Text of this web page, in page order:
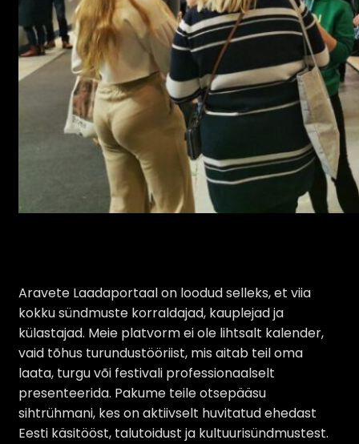
Aravete Laadaportaal on loodud selleks, et viia
kokku sündmuste korraldajad, kauplejad ja
külastajad. Meie platvorm ei ole lihtsalt kalender,
vaid tõhus turundustööriist, mis aitab teil oma
laata, turgu või festivali professionaalselt
presenteerida. Pakume teile otsepääsu
sihtrühmani, kes on aktiivselt huvitatud ehedast
Eesti käsitööst, talutoidust ja kultuurisündmustest.